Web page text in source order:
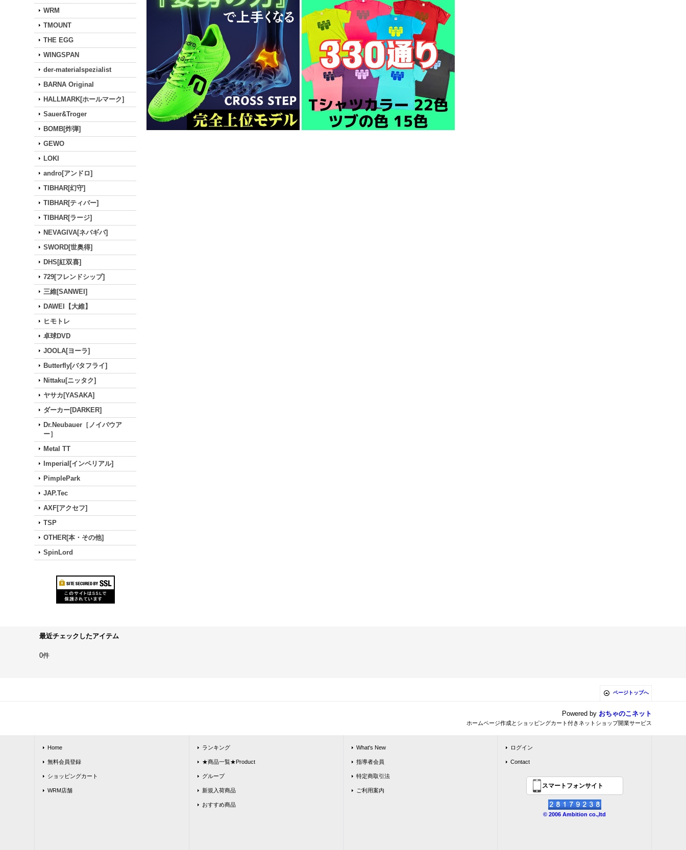
WRM
TMOUNT
THE EGG
WINGSPAN
der-materialspezialist
BARNA Original
HALLMARK[ホールマーク]
Sauer&Troger
BOMB[炸弾]
GEWO
LOKI
andro[アンドロ]
TIBHAR[幻守]
TIBHAR[ティバー]
TIBHAR[ラージ]
NEVAGIVA[ネバギバ]
SWORD[世奥得]
DHS[紅双喜]
729[フレンドシップ]
三維[SANWEI]
DAWEI【大維】
ヒモトレ
卓球DVD
JOOLA[ヨーラ]
Butterfly[バタフライ]
Nittaku[ニッタク]
ヤサカ[YASAKA]
ダーカー[DARKER]
Dr.Neubauer［ノイバウア
ー］
Metal TT
Imperial[インペリアル]
PimplePark
JAP.Tec
AXF[アクセフ]
TSP
OTHER[本・その他]
SpinLord
最近チェックしたアイテム
0件
ページトップへ
Powered by おちゃのこネット
ホームページ作成とショッピングカート付きネットショップ開業サービス
Home
無料会員登録
ショッピングカート
WRM店舗
ランキング
★商品一覧★Product
グループ
新規入荷商品
おすすめ商品
What's New
指導者会員
特定商取引法
ご利用案内
ログイン
Contact
スマートフォンサイト
© 2006 Ambition co.,ltd